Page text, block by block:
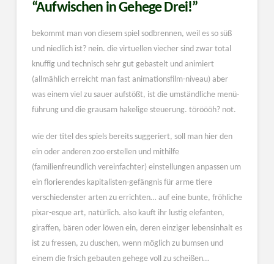
“Aufwischen in Gehege Drei!”
bekommt man von diesem spiel sodbrennen, weil es so süß
und niedlich ist? nein. die virtuellen viecher sind zwar total
knuffig und technisch sehr gut gebastelt und animiert
(allmählich erreicht man fast animationsfilm-niveau) aber
was einem viel zu sauer aufstößt, ist die umständliche menü-
führung und die grausam hakelige steuerung. töröööh? not.
wie der titel des spiels bereits suggeriert, soll man hier den
ein oder anderen zoo erstellen und mithilfe
(familienfreundlich vereinfachter) einstellungen anpassen um
ein florierendes kapitalisten-gefängnis für arme tiere
verschiedenster arten zu errichten… auf eine bunte, fröhliche
pixar-esque art, natürlich. also kauft ihr lustig elefanten,
giraffen, bären oder löwen ein, deren einziger lebensinhalt es
ist zu fressen, zu duschen, wenn möglich zu bumsen und
einem die frsich gebauten gehege voll zu scheißen…